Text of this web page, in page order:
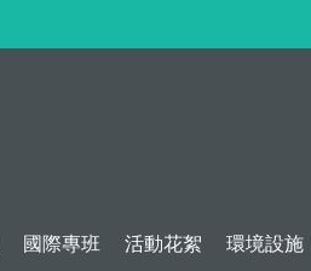
國際專班 活動花絮 環境設施